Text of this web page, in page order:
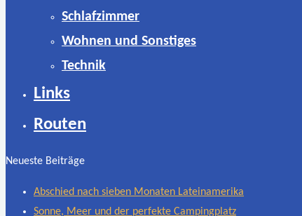
Schlafzimmer
Wohnen und Sonstiges
Technik
Links
Routen
Neueste Beiträge
Abschied nach sieben Monaten Lateinamerika
Sonne, Meer und der perfekte Campingplatz